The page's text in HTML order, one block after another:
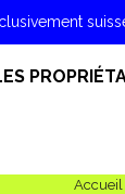
Accueil